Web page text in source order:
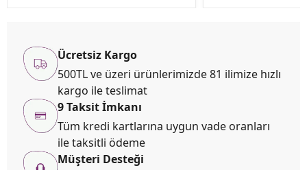
Ücretsiz Kargo
500TL ve üzeri ürünlerimizde 81 ilimize hızlı
kargo ile teslimat
9 Taksit İmkanı
Tüm kredi kartlarına uygun vade oranları
ile taksitli ödeme
Müşteri Desteği